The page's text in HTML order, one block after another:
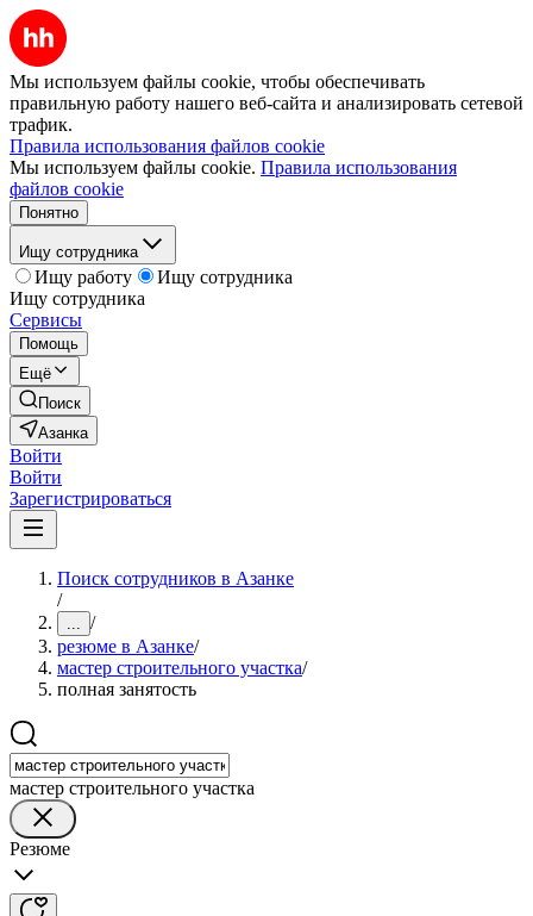
Мы используем файлы cookie, чтобы обеспечивать
правильную работу нашего веб-сайта и анализировать сетевой
трафик.
Правила использования файлов cookie
Мы используем файлы cookie. Правила использования
файлов cookie
Понятно
Ищу сотрудника
Ищу работу
Ищу сотрудника
Ищу сотрудника
Сервисы
Помощь
Ещё
Поиск
Азанка
Войти
Войти
Зарегистрироваться
Поиск сотрудников в Азанке
/
... /
резюме в Азанке/
мастер строительного участка/
полная занятость
мастер строительного участка
Резюме